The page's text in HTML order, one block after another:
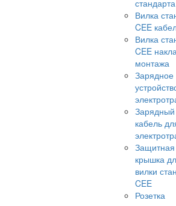
Вилка
CEE
Вилка
CEE
монтажа
Зарядное
Зарядный
кабель
Защитная
крышка
вилки
CEE
Розетка